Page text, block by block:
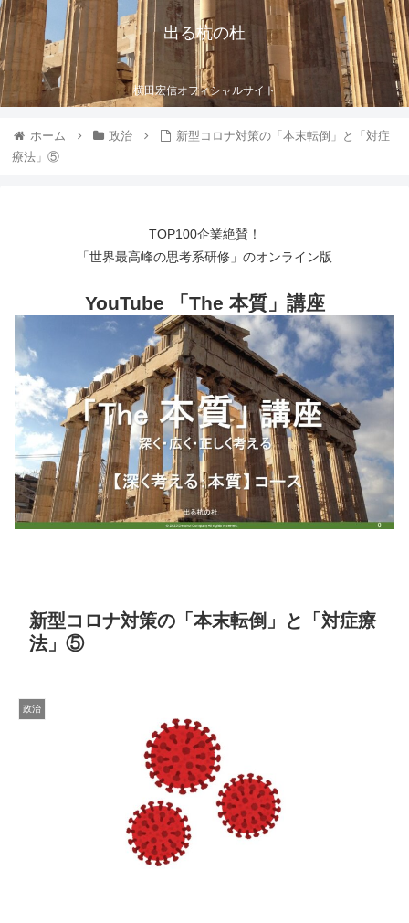
出る杭の杜
横田宏信オフィシャルサイト
ホーム 政治
新型コロナ対策の「本末転倒」と「対症
療法」⑤
TOP100企業絶賛！
「世界最高峰の思考系研修」のオンライン版
YouTube 「The 本質」講座
新型コロナ対策の「本末転倒」と「対症療
法」⑤
政治